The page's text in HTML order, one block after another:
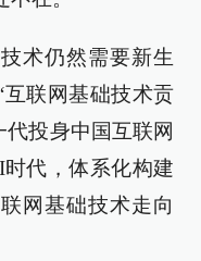
术仍然需要新生
联网基础技术贡
代投身中国互联网
代，体系化构建
网基础技术走向